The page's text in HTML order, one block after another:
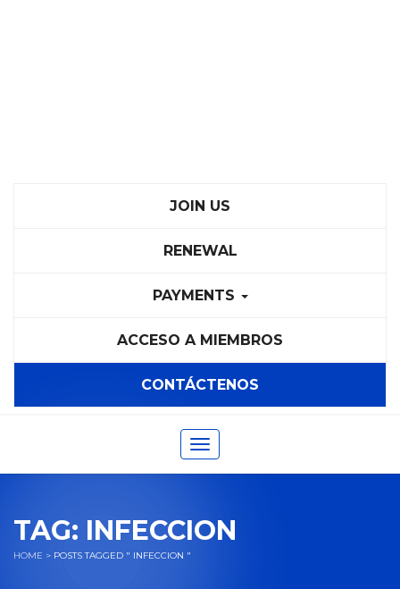
JOIN US
RENEWAL
PAYMENTS
ACCESO A MIEMBROS
CONTÁCTENOS
Toggle navigation
TAG: INFECCION
HOME > POSTS TAGGED " INFECCION "